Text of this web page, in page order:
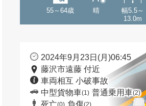
55～64歳 晴
幅5.5～
13.0m
2024年9月23日(月)06:45
藤沢市遠藤 付近
車両相互 小破事故
中型貨物車(1) 普通乗用車(2)
死亡(0) 負傷(2)